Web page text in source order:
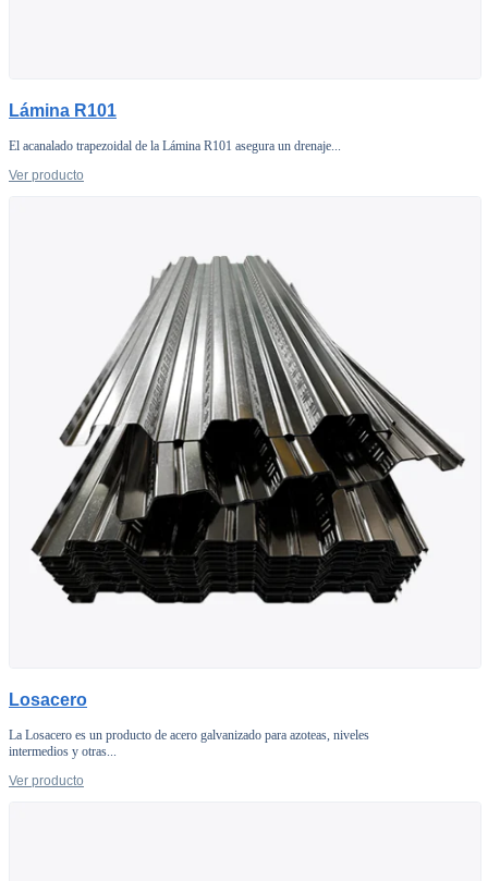
Lámina R101
El acanalado trapezoidal de la Lámina R101 asegura un drenaje...
Ver producto
Losacero
La Losacero es un producto de acero galvanizado para azoteas, niveles
intermedios y otras...
Ver producto